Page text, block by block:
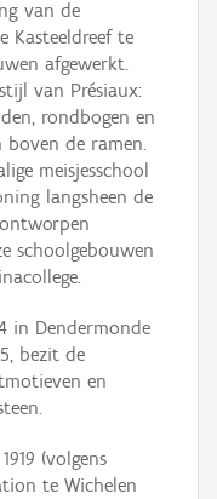
van de
Kasteeldreef te
afgewerkt.
van Présiaux:
rondbogen en
boven de ramen.
meisjesschool
langsheen de
schoolgebouwen
in Dendermonde
bezit de
en
(volgens
te Wichelen